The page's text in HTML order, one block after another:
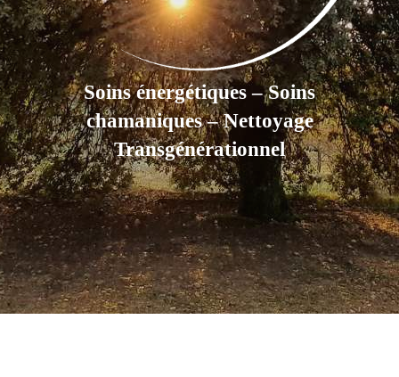
Soins énergétiques – Soins
chamaniques – Nettoyage
Transgénérationnel